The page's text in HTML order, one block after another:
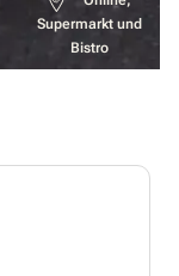
Supermarkt und
Bistro